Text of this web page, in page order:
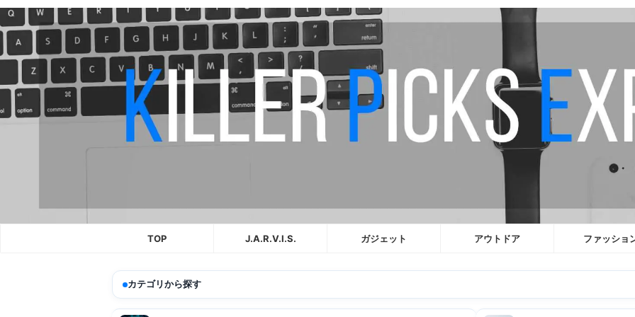
TOP J.A.R.V.I.S. ガジェット アウトドア ファッショ
カテゴリから探す